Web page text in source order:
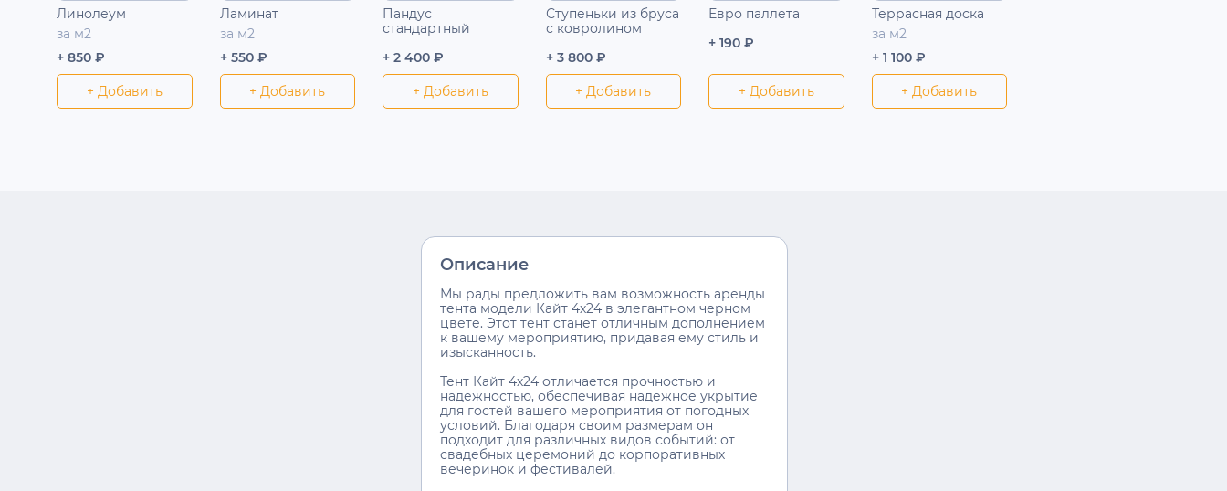
Линолеум
за м2
+ 850 ₽
+ Добавить
Ламинат
за м2
+ 550 ₽
+ Добавить
Пандус
стандартный
+ 2 400 ₽
+ Добавить
Ступеньки из бруса
с ковролином
+ 3 800 ₽
+ Добавить
Евро паллета
+ 190 ₽
+ Добавить
Террасная доска
за м2
+ 1 100 ₽
+ Добавить
Описание
Мы рады предложить вам возможность аренды
тента модели Кайт 4х24 в элегантном черном
цвете. Этот тент станет отличным дополнением
к вашему мероприятию, придавая ему стиль и
изысканность.
Тент Кайт 4х24 отличается прочностью и
надежностью, обеспечивая надежное укрытие
для гостей вашего мероприятия от погодных
условий. Благодаря своим размерам он
подходит для различных видов событий: от
свадебных церемоний до корпоративных
вечеринок и фестивалей.